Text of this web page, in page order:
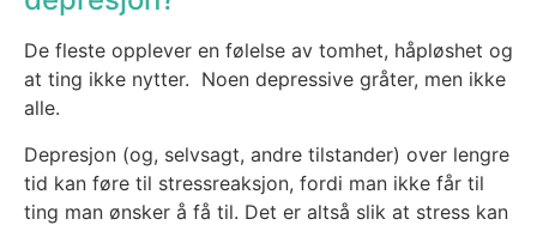
De fles­te opp­le­ver en følel­se av tom­het, håp­løs­het og
at ting ikke nyt­ter. Noen depres­si­ve grå­ter, men ikke
alle.
Depre­sjon (og, selv­sagt, and­re til­stan­der) over leng­re
tid kan føre til stress­re­ak­sjon, for­di man ikke får til
ting man øns­ker å få til. Det er alt­så slik at stress kan